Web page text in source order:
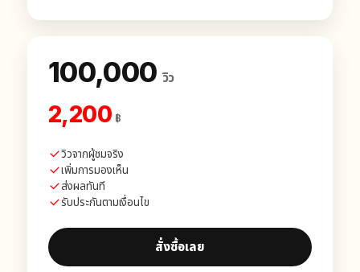
100,000 วิว
2,200 ฿
วิวจากผู้ชมจริง
เพิ่มการมองเห็น
ส่งผลทันที
รับประกันตามเงื่อนไข
สั่งซื้อเลย